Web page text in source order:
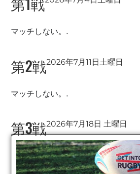
マッチしない。.
第2戦2026年7月11日土曜日
マッチしない。.
第3戦2026年7月18日 土曜日